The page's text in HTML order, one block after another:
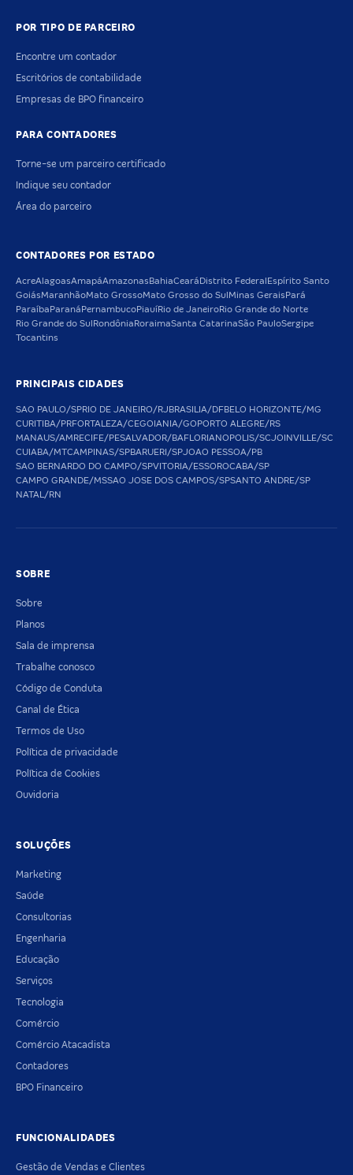
POR TIPO DE PARCEIRO
Encontre um contador
Escritórios de contabilidade
Empresas de BPO financeiro
PARA CONTADORES
Torne-se um parceiro certificado
Indique seu contador
Área do parceiro
CONTADORES POR ESTADO
AcreAlagoasAmapáAmazonas BahiaCeará Distrito Federal Espírito Santo
GoiásMaranhãoMato GrossoMato Grosso do Sul Minas Gerais Pará
Paraíba Paraná PernambucoPiauíRio de JaneiroRio Grande do Norte
Rio Grande do Sul Rondônia RoraimaSanta CatarinaSão PauloSergipe
Tocantins
PRINCIPAIS CIDADES
SAO PAULO/SPRIO DE JANEIRO/RJBRASILIA/DFBELO HORIZONTE/MG
CURITIBA/PRFORTALEZA/CEGOIANIA/GOPORTO ALEGRE/RS
MANAUS/AMRECIFE/PESALVADOR/BAFLORIANOPOLIS/SCJOINVILLE/SC
CUIABA/MTCAMPINAS/SPBARUERI/SPJOAO PESSOA/PB
SAO BERNARDO DO CAMPO/SPVITORIA/ESSOROCABA/SP
CAMPO GRANDE/MSSAO JOSE DOS CAMPOS/SPSANTO ANDRE/SP
NATAL/RN
SOBRE
Sobre
Planos
Sala de imprensa
Trabalhe conosco
Código de Conduta
Canal de Ética
Termos de Uso
Política de privacidade
Política de Cookies
Ouvidoria
SOLUÇÕES
Marketing
Saúde
Consultorias
Engenharia
Educação
Serviços
Tecnologia
Comércio
Comércio Atacadista
Contadores
BPO Financeiro
FUNCIONALIDADES
Gestão de Vendas e Clientes